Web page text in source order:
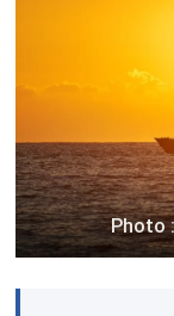
Photo